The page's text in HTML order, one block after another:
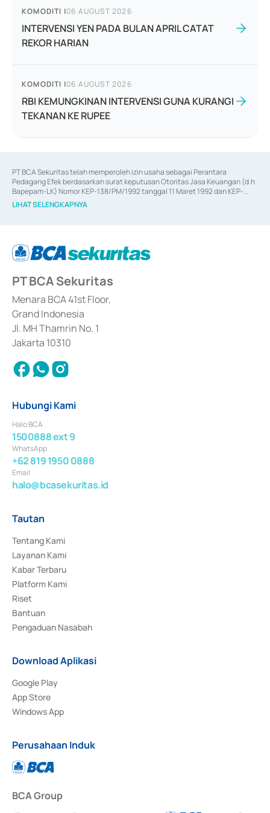
KOMODITI |06 AUGUST 2026
INTERVENSI YEN PADA BULAN APRIL CATAT
REKOR HARIAN
KOMODITI |06 AUGUST 2026
RBI KEMUNGKINAN INTERVENSI GUNA KURANGI
TEKANAN KE RUPEE
PT BCA Sekuritas telah memperoleh izin usaha sebagai Perantara
Pedagang Efek berdasarkan surat keputusan Otoritas Jasa Keuangan (d.h
Bapepam-LK) Nomor KEP-138/PM/1992 tanggal 11 Maret 1992 dan KEP-
06/D.04/2014 tanggal 28 Februari 2014, izin usaha sebagai Penjamin Emisi
Efek berdasarkan surat keputusan Otoritas Jasa Keuangan Nomor KEP-
berdasarkan surat keputusan Otoritas Jasa Keuangan Nomor S-
67/PM.21/2017 tanggal 3 Februari 2017, dan beberapa izin usaha lainnya
Sertifikat Deposito di Pasar Uang yang izinnya diterbitkan pada tahun 2017
dan izin usaha lainnya dari Bank Indonesia sebagai Lembaga Pendukung
Penerbitan, Transaksi, serta Penatausahaan dan Penyelesaian Transaksi
Surat Berharga Komersial yang izinnya diterbitkan pada tahun 2018.
LIHAT SELENGKAPNYA
PT BCA Sekuritas
Menara BCA 41st Floor,
Grand Indonesia
Jl. MH Thamrin No. 1
Jakarta 10310
Hubungi Kami
Halo BCA
1500888 ext 9
WhatsApp
+62 819 1950 0888
Email
halo@bcasekuritas.id
Tautan
Tentang Kami
Layanan Kami
Kabar Terbaru
Platform Kami
Riset
Bantuan
Pengaduan Nasabah
Download Aplikasi
Google Play
App Store
Windows App
Perusahaan Induk
BCA Group